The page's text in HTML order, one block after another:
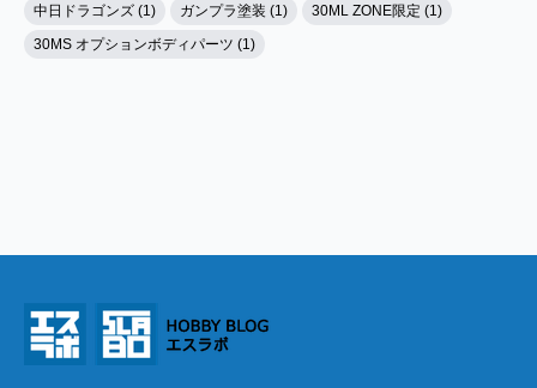
中日ドラゴンズ (1)
ガンプラ塗装 (1)
30ML ZONE限定 (1)
30MS オプションボディパーツ (1)